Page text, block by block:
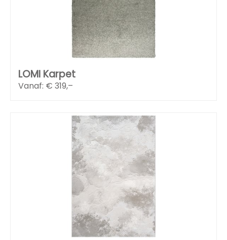
LOMI Karpet
Vanaf: € 319,–